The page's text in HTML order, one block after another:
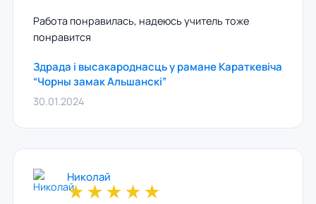
Работа понравилась, надеюсь учитель тоже
понравится
Здрада і высакароднасць у рамане Караткевіча
“Чорны замак Альшанскі”
30.01.2024
Николай
★★★★★